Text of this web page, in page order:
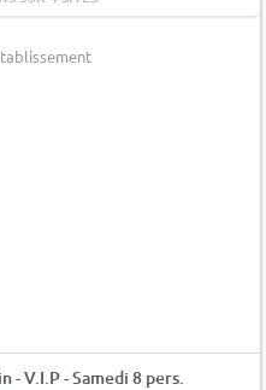
- V.I.P - Samedi 8 pers.